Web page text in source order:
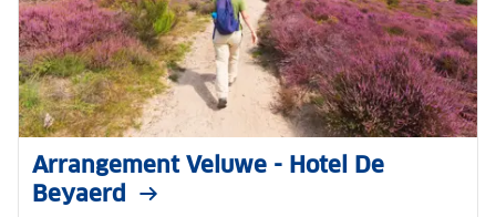
Arrangement Veluwe - Hotel De
Beyaerd